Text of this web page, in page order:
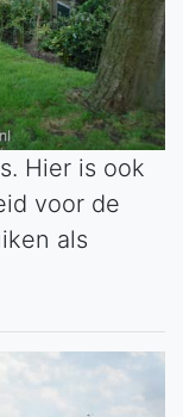
Hier is ook
voor de
als